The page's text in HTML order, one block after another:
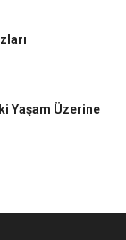
Yaşam Üzerine